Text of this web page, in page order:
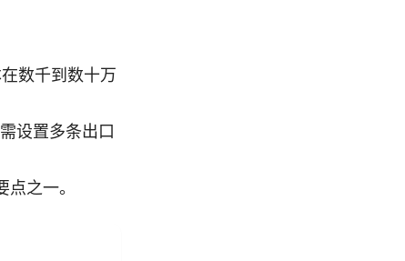
数千到数十万
设置多条出口
之一。